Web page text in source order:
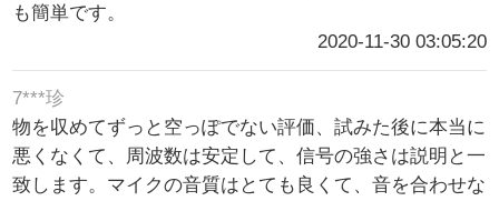
も簡単です。
2020-11-30 03:05:20
7***珍
物を収めてずっと空っぽでない評価、試みた後に本当に
悪くなくて、周波数は安定して、信号の強さは説明と一
致します。マイクの音質はとても良くて、音を合わせな